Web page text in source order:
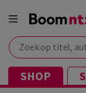
Zoek op titel,
SHOP